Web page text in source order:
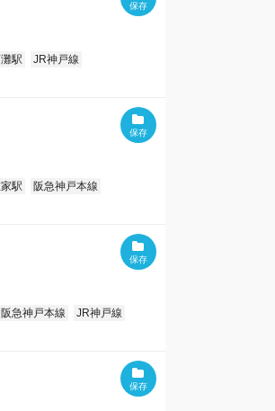
駅
JR神戸線
駅
阪急神戸本線
阪急神戸本線
JR神戸線